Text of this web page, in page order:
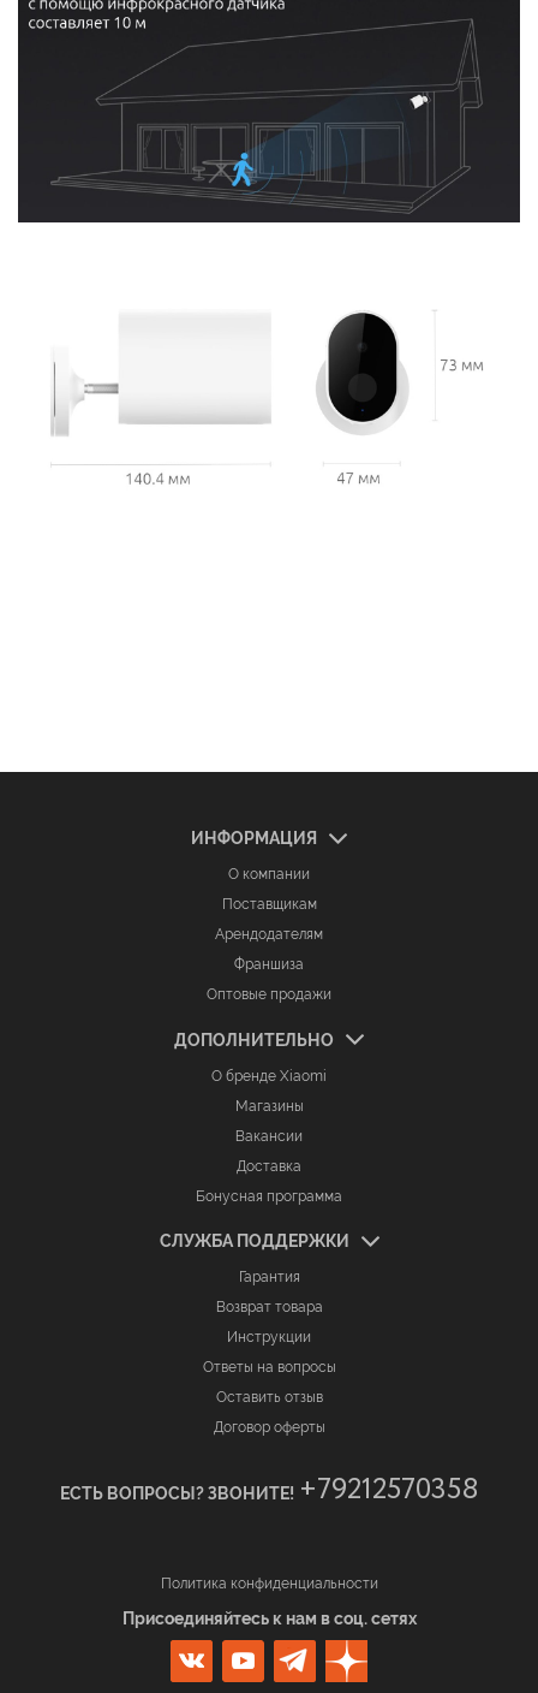
ИНФОРМАЦИЯ
О компании
Поставщикам
Арендодателям
Франшиза
Оптовые продажи
ДОПОЛНИТЕЛЬНО
О бренде Xiaomi
Магазины
Вакансии
Доставка
Бонусная программа
СЛУЖБА ПОДДЕРЖКИ
Гарантия
Возврат товара
Инструкции
Ответы на вопросы
Оставить отзыв
Договор оферты
ЕСТЬ ВОПРОСЫ? ЗВОНИТЕ! +79212570358
Политика конфиденциальности
Присоединяйтесь к нам в соц. сетях